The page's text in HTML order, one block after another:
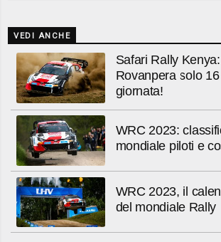
VEDI ANCHE
Safari Rally
Rovanpera solo
giornata!
WRC 2023:
mondiale piloti e
WRC 2023, il
del mondiale Rally